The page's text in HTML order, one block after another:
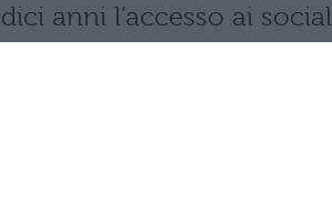
anni l'accesso ai social